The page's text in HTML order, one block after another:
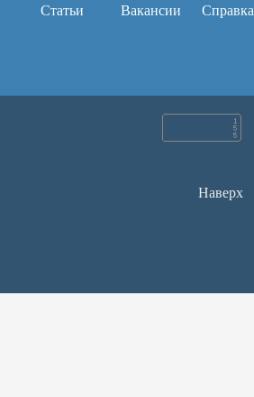
Статьи
Вакансии
Справка
Наверх